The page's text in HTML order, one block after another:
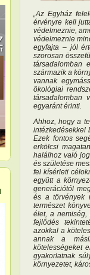
„Az Egyház
érvényre kell
védelmeznie,
védelmeznie
egyfajta – jól
szorosan
társadalomban
származik a
vannak
ökológiai
társadalomban
egyaránt érinti.
Ahhoz, hogy a
intézkedésekkel
Ezek fontos
erkölcsi
halálhoz való
és születése
fel kísérleti
együtt a
generációtól
és a törvények
természet
élet, a nemiség,
fejlődés
azokkal a
annak a
kötelességeket
gyakorlatnak
környezetet,